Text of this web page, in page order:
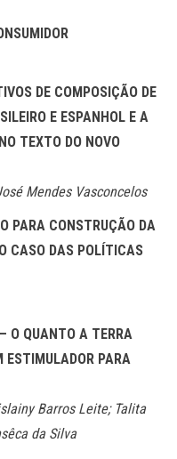
DE COMPOSIÇÃO DE
E ESPANHOL E A
TEXTO DO NOVO
Mendes Vasconcelos
PARA CONSTRUÇÃO DA
CASO DAS POLÍTICAS
O QUANTO A TERRA
ESTIMULADOR PARA
Barros Leite; Talita
da Silva